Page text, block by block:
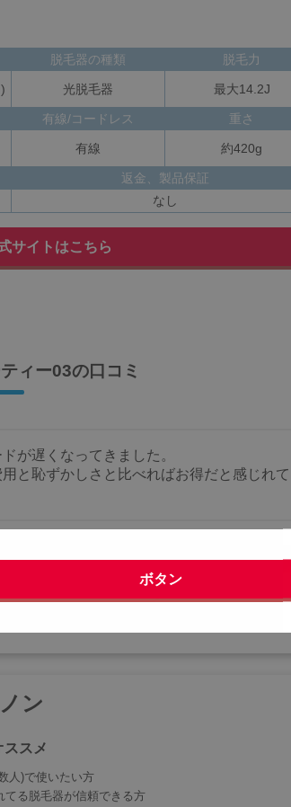
ボタン
脱毛器の種類
光脱毛器
脱毛力
最大14.2J
有線/コードレス
有線
重さ
約420g
返金、製品保証
なし
サイトはこちら
ィー03の口コミ
が遅くなってきました。
と恥ずかしさと比べればお得だと感じれて
を実感できると思います。
ったです。
。
ン
ススメ
人)で使いたい方
てる脱毛器が信頼できる方